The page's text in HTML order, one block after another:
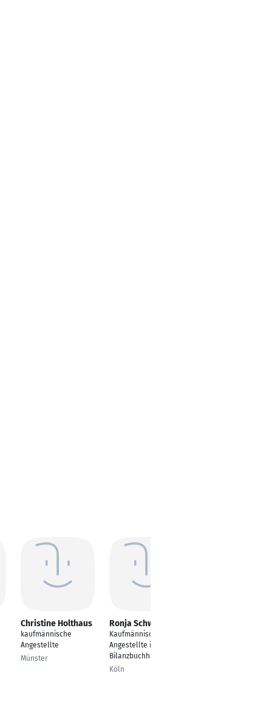
Christine Holthaus
kaufmännische
Angestellte
Münster
Ronja Schwadorf
Kaufmännische
Angestellte in der
Bilanzbuchhaltung
Köln